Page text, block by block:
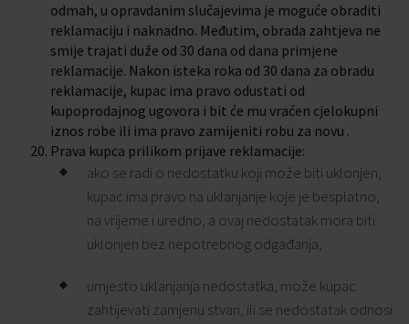
odmah, u opravdanim slučajevima je moguće obraditi
reklamaciju i naknadno. Međutim, obrada zahtjeva ne
smije trajati duže od 30 dana od dana primjene
reklamacije. Nakon isteka roka od 30 dana za obradu
reklamacije, kupac ima pravo odustati od
kupoprodajnog ugovora i bit će mu vraćen cjelokupni
iznos robe ili ima pravo zamijeniti robu za novu .
Prava kupca prilikom prijave reklamacije:
ako se radi o nedostatku koji može biti uklonjen,
kupac ima pravo na uklanjanje koje je besplatno,
na vrijeme i uredno, a ovaj nedostatak mora biti
uklonjen bez nepotrebnog odgađanja,
umjesto uklanjanja nedostatka, može kupac
zahtijevati zamjenu stvari, ili se nedostatak odnosi